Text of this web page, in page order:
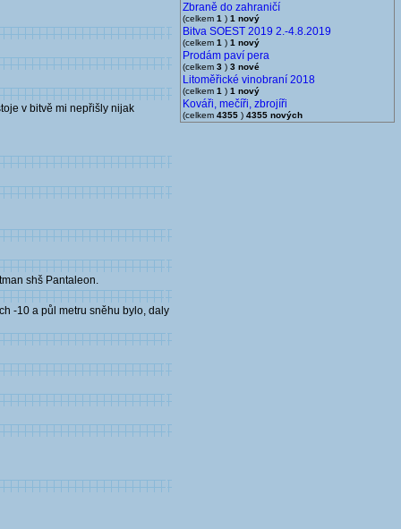
Zbraně do zahraničí
(celkem 1 ) 1 nový
Bitva SOEST 2019 2.-4.8.2019
(celkem 1 ) 1 nový
Prodám paví pera
(celkem 3 ) 3 nové
Litoměřické vinobraní 2018
(celkem 1 ) 1 nový
Kováři, mečíři, zbrojíři
(celkem 4355 ) 4355 nových
v bitvě mi nepřišly nijak
shš Pantaleon.
-10 a půl metru sněhu bylo, daly